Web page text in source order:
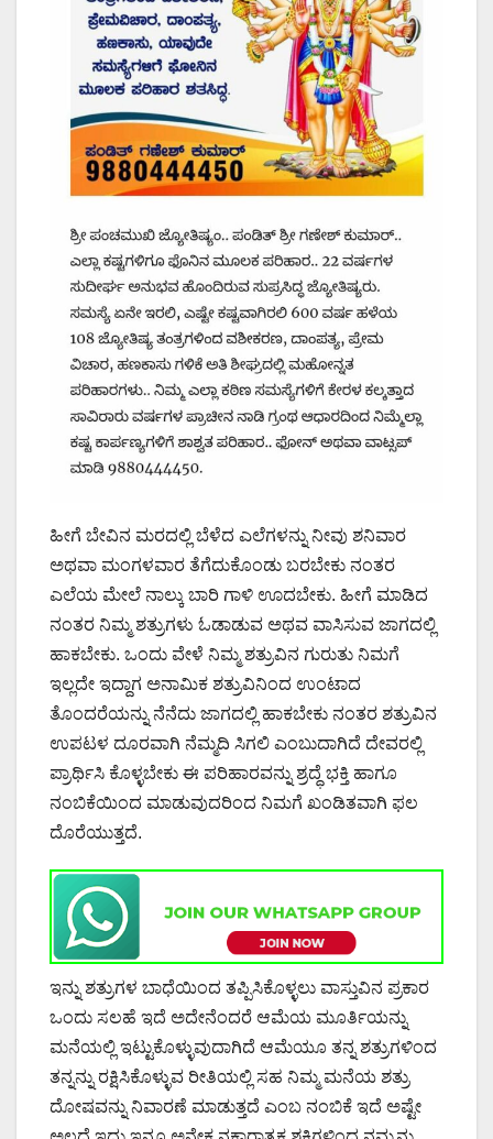
ಹೀಗೆ ಬೇವಿನ ಮರದಲ್ಲಿ ಬೆಳೆದ ಎಲೆಗಳನ್ನು ನೀವು ಶನಿವಾರ
ಅಥವಾ ಮಂಗಳವಾರ ತೆಗೆದುಕೊಂಡು ಬರಬೇಕು ನಂತರ
ಎಲೆಯ ಮೇಲೆ ನಾಲ್ಕು ಬಾರಿ ಗಾಳಿ ಊದಬೇಕು. ಹೀಗೆ ಮಾಡಿದ
ನಂತರ ನಿಮ್ಮ ಶತ್ರುಗಳು ಓಡಾಡುವ ಅಥವ ವಾಸಿಸುವ ಜಾಗದಲ್ಲಿ
ಹಾಕಬೇಕು. ಒಂದು ವೇಳೆ ನಿಮ್ಮ ಶತ್ರುವಿನ ಗುರುತು ನಿಮಗೆ
ಇಲ್ಲದೇ ಇದ್ದಾಗ ಅನಾಮಿಕ ಶತ್ರುವಿನಿಂದ ಉಂಟಾದ
ತೊಂದರೆಯನ್ನು ನೆನೆದು ಜಾಗದಲ್ಲಿ ಹಾಕಬೇಕು ನಂತರ ಶತ್ರುವಿನ
ಉಪಟಳ ದೂರವಾಗಿ ನೆಮ್ಮದಿ ಸಿಗಲಿ ಎಂಬುದಾಗಿದೆ ದೇವರಲ್ಲಿ
ಪ್ರಾರ್ಥಿಸಿ ಕೊಳ್ಳಬೇಕು ಈ ಪರಿಹಾರವನ್ನು ಶ್ರದ್ಧೆ ಭಕ್ತಿ ಹಾಗೂ
ನಂಬಿಕೆಯಿಂದ ಮಾಡುವುದರಿಂದ ನಿಮಗೆ ಖಂಡಿತವಾಗಿ ಫಲ
ದೊರೆಯುತ್ತದೆ.
ಇನ್ನು ಶತ್ರುಗಳ ಬಾಧೆಯಿಂದ ತಪ್ಪಿಸಿಕೊಳ್ಳಲು ವಾಸ್ತುವಿನ ಪ್ರಕಾರ
ಒಂದು ಸಲಹೆ ಇದೆ ಅದೇನೆಂದರೆ ಆಮೆಯ ಮೂರ್ತಿಯನ್ನು
ಮನೆಯಲ್ಲಿ ಇಟ್ಟುಕೊಳ್ಳುವುದಾಗಿದೆ ಆಮೆಯೂ ತನ್ನ ಶತ್ರುಗಳಿಂದ
ತನ್ನನ್ನು ರಕ್ಷಿಸಿಕೊಳ್ಳುವ ರೀತಿಯಲ್ಲಿ ಸಹ ನಿಮ್ಮ ಮನೆಯ ಶತ್ರು
ದೋಷವನ್ನು ನಿವಾರಣೆ ಮಾಡುತ್ತದೆ ಎಂಬ ನಂಬಿಕೆ ಇದೆ ಅಷ್ಟೇ